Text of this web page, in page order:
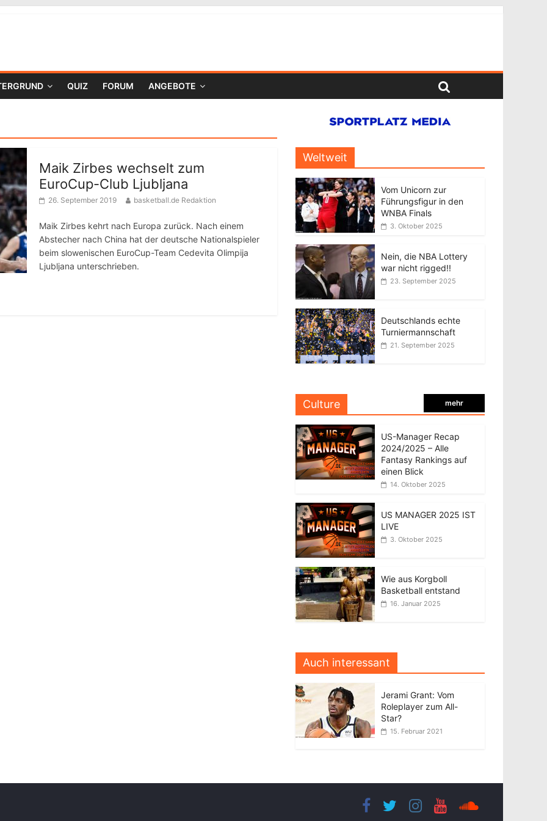
QUIZ FORUM ANGEBOTE
Maik Zirbes wechselt zum
EuroCup-Club Ljubljana
26. September 2019 basketball.de Redaktion
Maik Zirbes kehrt nach Europa zurück. Nach einem
Abstecher nach China hat der deutsche Nationalspieler
beim slowenischen EuroCup-Team Cedevita Olimpija
Ljubljana unterschrieben.
Weltweit
Vom Unicorn zur
Führungsfigur in den
WNBA Finals
3. Oktober 2025
Nein, die NBA Lottery
war nicht rigged!!
23. September 2025
Deutschlands echte
Turniermannschaft
21. September 2025
Culture mehr
US-Manager Recap
2024/2025 – Alle
Fantasy Rankings auf
einen Blick
14. Oktober 2025
US MANAGER 2025 IST
LIVE
3. Oktober 2025
Wie aus Korgboll
Basketball entstand
16. Januar 2025
Auch interessant
Jerami Grant: Vom
Roleplayer zum All-
Star?
15. Februar 2021